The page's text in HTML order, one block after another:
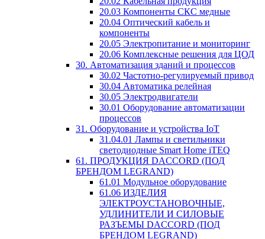
20.03 Компоненты СКС медные
20.04 Оптический кабель и
компоненты
20.05 Электропитание и мониторинг
20.06 Комплексные решения для ЦОД
30. Автоматизация зданий и процессов
30.02 Частотно-регулируемый привод
30.04 Автоматика релейная
30.05 Электродвигатели
30.01 Оборудование автоматизации
процессов
31. Оборудование и устройства IoT
31.04.01 Лампы и светильники
светодиодные Smart Home iTEQ
61. ПРОДУКЦИЯ DACCORD (ПОД
БРЕНДОМ LEGRAND)
61.01 Модульное оборудование
61.06 ИЗДЕЛИЯ
ЭЛЕКТРОУСТАНОВОЧНЫЕ,
УДЛИНИТЕЛИ И СИЛОВЫЕ
РАЗЪЕМЫ DACCORD (ПОД
БРЕНДОМ LEGRAND)